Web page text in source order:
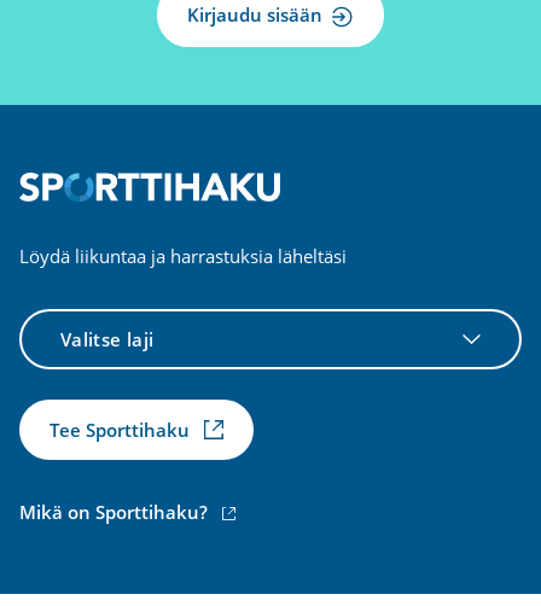
Kirjaudu sisään
Löydä liikuntaa ja harrastuksia läheltäsi
Valitse
laji
Tee Sporttihaku
Mikä on Sporttihaku? (ulkoinen